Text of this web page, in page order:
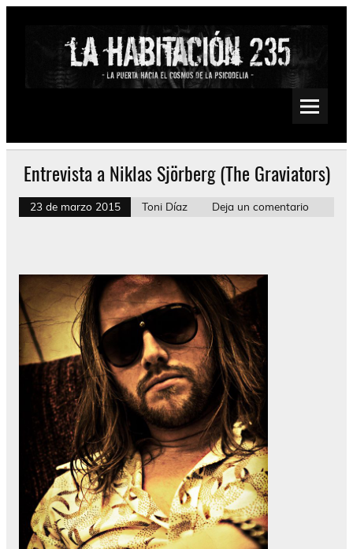
Saltar
Psychedelic, Stoner, Doom, Sludge, Fuzz, Space, Drone
Entrevista a Niklas Sjörberg (The Graviators)
23 de marzo 2015 Toni Díaz Deja un comentario